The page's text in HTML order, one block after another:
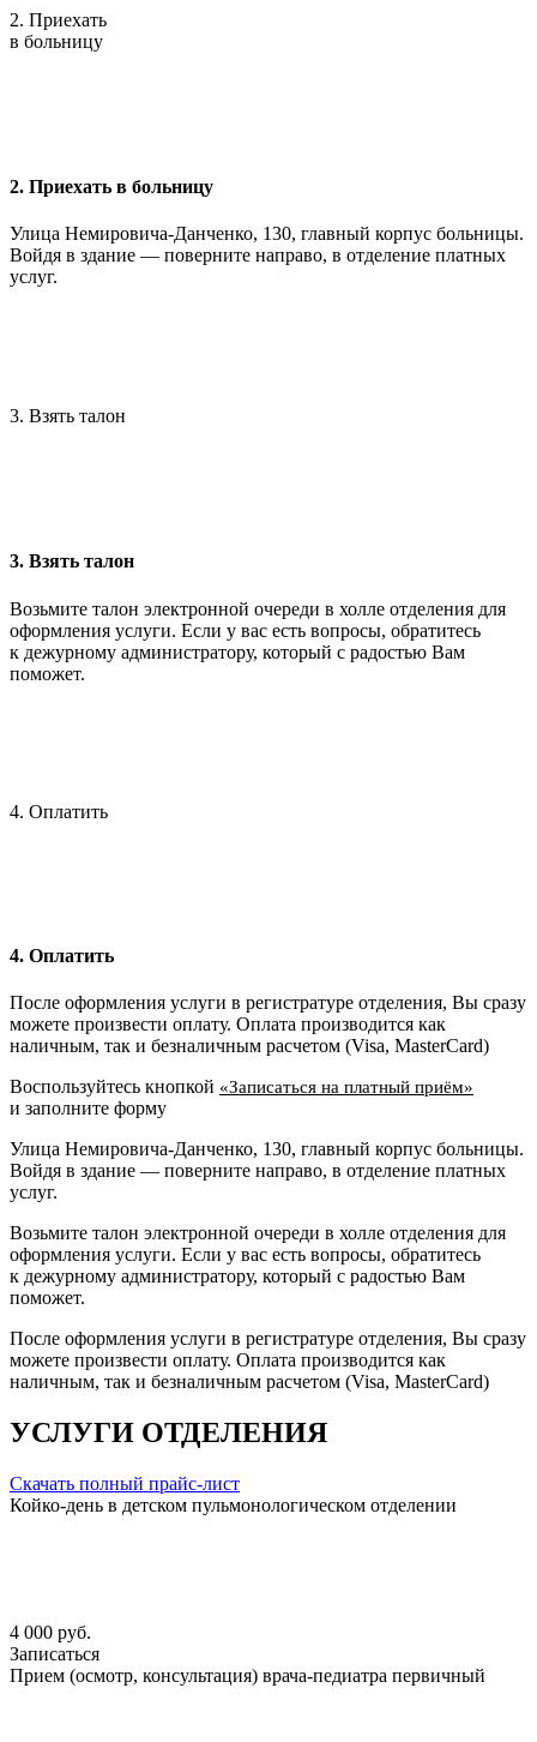
2. Приехать
в больницу
2. Приехать в больницу
Улица Немировича-Данченко, 130, главный корпус больницы.
Войдя в здание — поверните направо, в отделение платных
услуг.
3. Взять талон
3. Взять талон
Возьмите талон электронной очереди в холле отделения для
оформления услуги. Если у вас есть вопросы, обратитесь
к дежурному администратору, который с радостью Вам
поможет.
4. Оплатить
4. Оплатить
После оформления услуги в регистратуре отделения, Вы сразу
можете произвести оплату. Оплата производится как
наличным, так и безналичным расчетом (Visa, MasterCard)
Воспользуйтесь кнопкой «Записаться на платный приём»
и заполните форму
Улица Немировича-Данченко, 130, главный корпус больницы.
Войдя в здание — поверните направо, в отделение платных
услуг.
Возьмите талон электронной очереди в холле отделения для
оформления услуги. Если у вас есть вопросы, обратитесь
к дежурному администратору, который с радостью Вам
поможет.
После оформления услуги в регистратуре отделения, Вы сразу
можете произвести оплату. Оплата производится как
наличным, так и безналичным расчетом (Visa, MasterCard)
УСЛУГИ ОТДЕЛЕНИЯ
Скачать полный прайс-лист
Койко-день в детском пульмонологическом отделении
4 000 руб.
Записаться
Прием (осмотр, консультация) врача-педиатра первичный